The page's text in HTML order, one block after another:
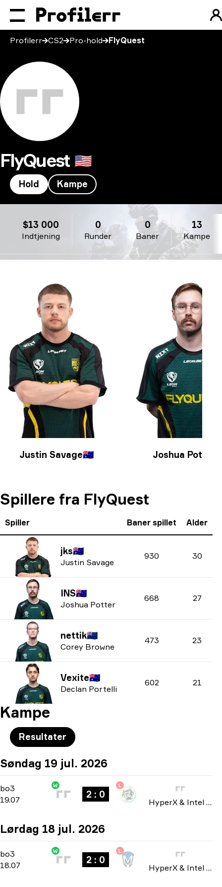
Profilerr CS2 Pro-hold FlyQuest
FlyQuest 🇺🇸
Hold Kampe
Indtjening
$13 000
Runder
0
Baner
0
Kampe
13
Justin Savage🇦🇺 Joshua Potter
Spillere fra FlyQuest
Spiller Baner spillet Alder
jks🇦🇺
Justin Savage
930 30
INS🇦🇺
Joshua Potter
668 27
nettik🇳🇿
Corey Browne
473 23
Vexite🇦🇺
Declan Portelli
602 21
Kampe
Resultater
Søndag 19 jul. 2026
bo3 -bo3
19.07
W
2 : 0
L
HyperX & Intel Nationals 2026
Lørdag 18 jul. 2026
bo3 -bo3
18.07
W
2 : 0
L
HyperX & Intel Nationals 2026